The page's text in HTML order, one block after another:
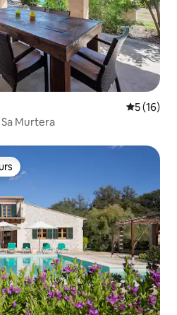
5 (16)
Murtera
plus appréciés